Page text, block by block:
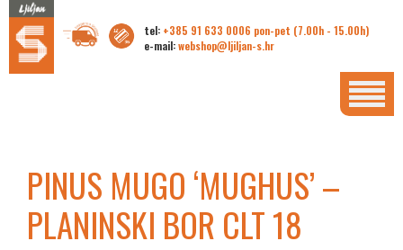
tel: +385 91 633 0006 pon-pet (7.00h - 15.00h)
e-mail:webshop@ljiljan-s.hr
PINUS MUGO ‘MUGHUS’ –
PLANINSKI BOR CLT 18